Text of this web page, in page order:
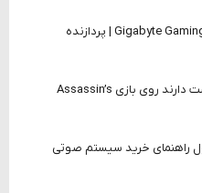
بنچیمو: بررسی لپ‌تاپ Gigabyte Gaming A16 | پردازنده
همه کارکنان یوبیسافت دوست دارند روی بازی Assassin’s
راهنمای خرید سیستم صوتی